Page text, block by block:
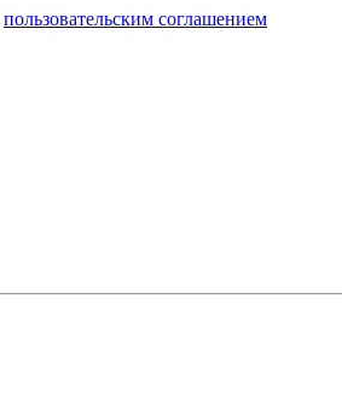
пользовательским соглашением